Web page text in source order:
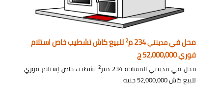
محل فيمدينتي234 م 2للبيع كاش تشطيب خاص استلام
فوري 52,000,000 ج
محل في مدينتي المساحة 234 متر 2تشطيب خاص إستلام فوري
للبيع كاش 52,000,000 جنيه